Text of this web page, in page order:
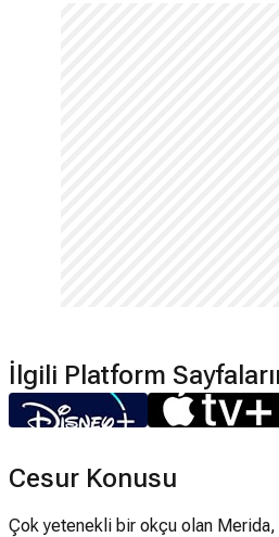
İlgili Platform
Cesur Konusu
Çok yetenekli bir okçu olan